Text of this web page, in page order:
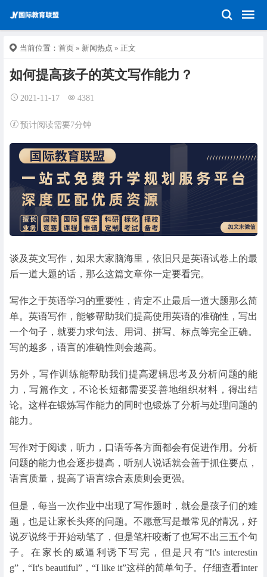
当前位置： 首页 » 新闻热点 » 正文
如何提高孩子的英文写作能力？
2021-11-17 4381
预计阅读需要7分钟
谈及英文写作，如果大家脑海里，依旧只是英语试卷上的最
后一道大题的话，那么这篇文章你一定要看完。
写作之于英语学习的重要性，肯定不止最后一道大题那么简
单。英语写作，能够帮助我们提高使用英语的准确性，写出
一个句子，就要力求句法、用词、拼写、标点等完全正确。
写的越多，语言的准确性则会越高。
另外，写作训练能帮助我们提高逻辑思考及分析问题的能
力，写篇作文，不论长短都需要妥善地组织材料，得出结
论。这样在锻炼写作能力的同时也锻炼了分析与处理问题的
能力。
写作对于阅读，听力，口语等各方面都会有促进作用。分析
问题的能力也会逐步提高，听别人说话就会善于抓住要点，
语言质量，提高了语言综合素质则会更强。
但是，每当一次作业中出现了写作题时，就会是孩子们的难
题，也是让家长头疼的问题。不愿意写是最常见的情况，好
说歹说终于开始动笔了，但是笔杆咬断了也写不出三五个句
子。在家长的威逼利诱下写完，但是只有“It's interestin
g”，“It's beautiful”，“I like it”这样的简单句子。仔细查看inter